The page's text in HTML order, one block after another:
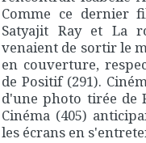
Comme ce dernier
Satyajit Ray et La
venaient de sortir le
en couverture,
dePositif(291).
d'une photo tirée de
Cinéma (405)
les écrans en